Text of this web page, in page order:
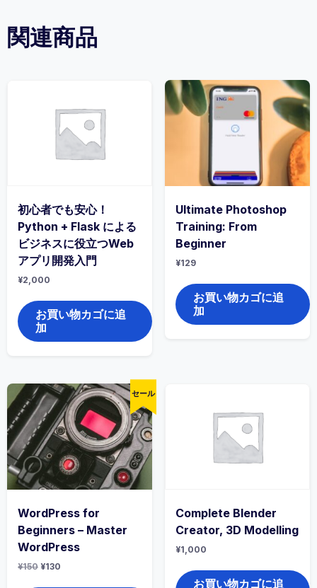
関連商品
初心者でも安心！
Python + Flask による
ビジネスに役立つWeb
アプリ開発入門
¥2,000
お買い物カゴに追
加
Ultimate Photoshop
Training: From
Beginner
¥129
お買い物カゴに追
加
セール
WordPress for
Beginners – Master
WordPress
¥150 元
¥130
Complete Blender
Creator, 3D Modelling
¥1,000
お買い物カゴに追